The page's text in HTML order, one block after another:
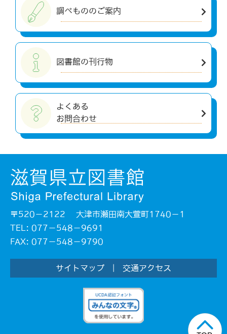
調べもののご案内
図書館の刊行物
よくある
お問合わせ
〒520－2122 大津市瀬田南大萱町1740－1
TEL: 077－548－9691
FAX: 077－548－9790
サイトマップ 交通アクセス